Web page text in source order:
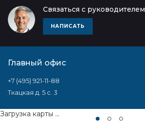
Связаться с руководителем
НАПИСАТЬ
Главный офис
+7 (495) 921-11-88
Ткацкая д. 5 с. 3
Загрузка карты ...